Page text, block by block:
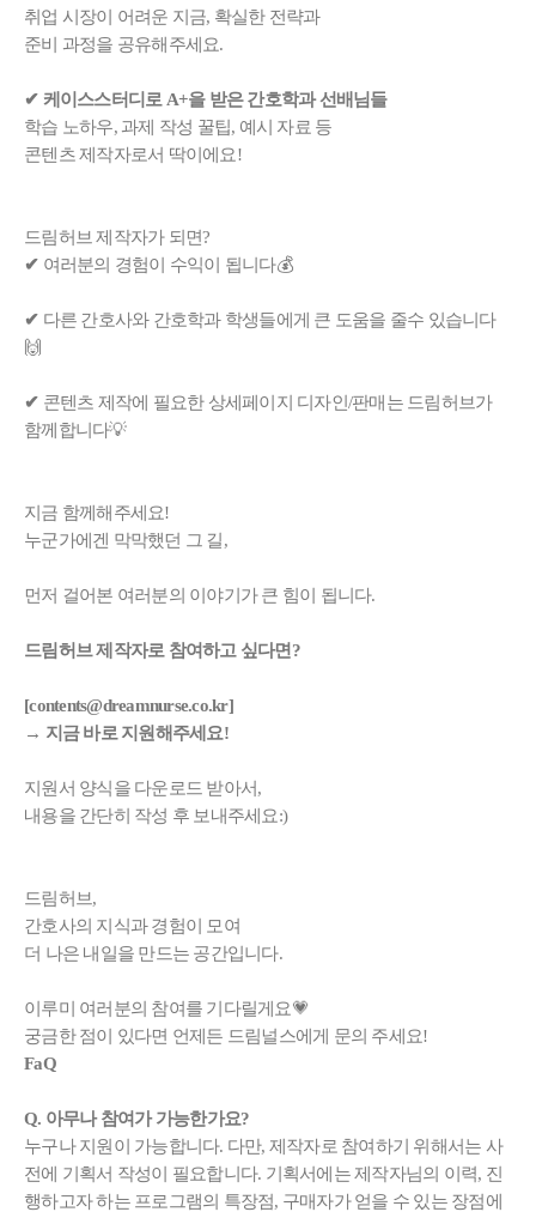
취업 시장이 어려운 지금, 확실한 전략과
준비 과정을 공유해주세요.
✔ 케이스스터디로 A+을 받은 간호학과 선배님들
학습 노하우, 과제 작성 꿀팁, 예시 자료 등
콘텐츠 제작자로서 딱이에요!
드림허브 제작자가 되면?
✔ 여러분의 경험이 수익이 됩니다💰
✔ 다른 간호사와 간호학과 학생들에게 큰 도움을 줄수 있습니다
🙌
✔ 콘텐츠 제작에 필요한 상세페이지 디자인/판매는 드림허브가
함께합니다💡
지금 함께해주세요!
누군가에겐 막막했던 그 길,
먼저 걸어본 여러분의 이야기가 큰 힘이 됩니다.
드림허브 제작자로 참여하고 싶다면?
[contents@dreamnurse.co.kr]
→ 지금 바로 지원해주세요!
지원서 양식을 다운로드 받아서,
내용을 간단히 작성 후 보내주세요:)
드림허브,
간호사의 지식과 경험이 모여
더 나은 내일을 만드는 공간입니다.
이루미 여러분의 참여를 기다릴게요💗
궁금한 점이 있다면 언제든 드림널스에게 문의 주세요!
FaQ
Q. 아무나 참여가 가능한가요?
누구나 지원이 가능합니다. 다만, 제작자로 참여하기 위해서는 사
전에 기획서 작성이 필요합니다. 기획서에는 제작자님의 이력, 진
행하고자 하는 프로그램의 특장점, 구매자가 얻을 수 있는 장점에